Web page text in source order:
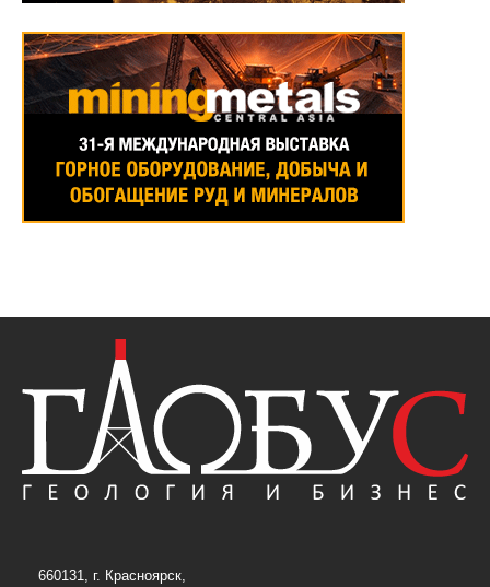
660131, г. Красноярск,